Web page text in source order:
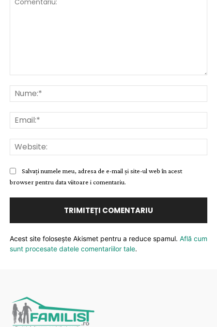
Salvați numele meu, adresa de e-mail și site-ul web în acest
browser pentru data viitoare i comentariu.
Acest site folosește Akismet pentru a reduce spamul. Află cum
sunt procesate datele comentariilor tale.